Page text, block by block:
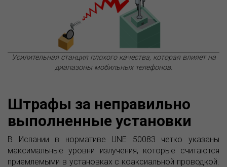
Усилительная станция плохого качества, которая влияет на
диапазоны мобильных телефонов.
Штрафы за неправильно
выполненные установки
В Испании в нормативе UNE 50083 четко указаны
максимальные уровни излучения, которые считаются
приемлемыми в установках с коаксиальной проводкой.